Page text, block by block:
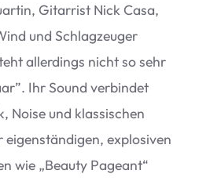
Gitar­rist Nick Casa,
und Schlag­zeu­ger
aller­dings nicht so sehr
Ihr Sound ver­bin­det
Noise und klas­si­schen
eigen­stän­di­gen, explo­si­ven
wie „Beauty Pageant“